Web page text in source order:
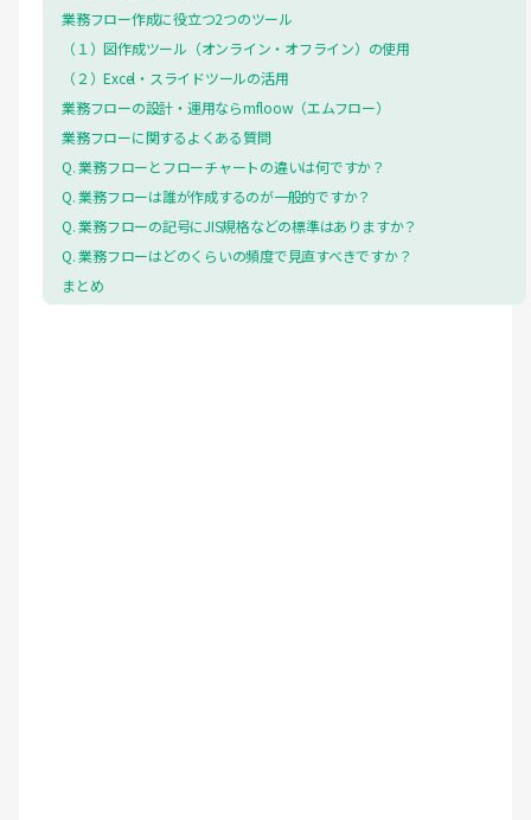
業務フロー作成に役立つ2つのツール
（１）図作成ツール（オンライン・オフライン）の使用
（２）Excel・スライドツールの活用
業務フローの設計・運用ならmfloow（エムフロー）
業務フローに関するよくある質問
Q. 業務フローとフローチャートの違いは何ですか？
Q. 業務フローは誰が作成するのが一般的ですか？
Q. 業務フローの記号にJIS規格などの標準はありますか？
Q. 業務フローはどのくらいの頻度で見直すべきですか？
まとめ